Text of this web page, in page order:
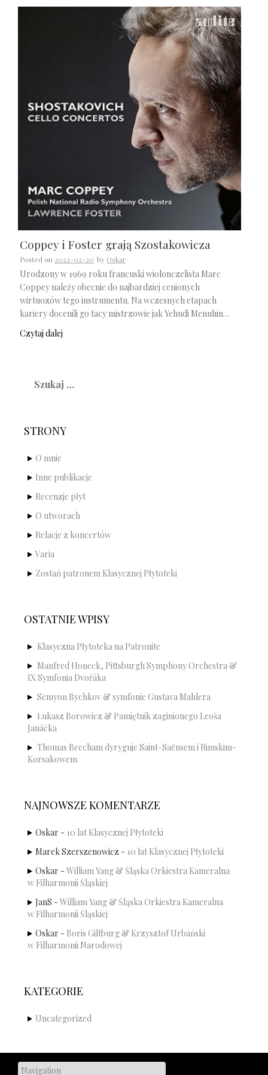
Coppey i Foster grają Szostakowicza
Posted on 2022-02-20 by Oskar
Urodzony w 1969 roku francuski wiolonczelista Marc
Coppey należy obecnie do najbardziej cenionych
wirtuozów tego instrumentu. Na wczesnych etapach
kariery docenili go tacy mistrzowie jak Yehudi Menuhin…
Czytaj dalej
STRONY
O mnie
Inne publikacje
Recenzje płyt
O utworach
Relacje z koncertów
Varia
Zostań patronem Klasycznej Płytoteki
OSTATNIE WPISY
Klasyczna Płytoteka na Patronite
Manfred Honeck, Pittsburgh Symphony Orchestra &
IX Symfonia Dvořáka
Semyon Bychkov & symfonie Gustava Mahlera
Łukasz Borowicz & Pamiętnik zaginionego Leoša
Janáčka
Thomas Beecham dyryguje Saint-Saënsem i Rimskim-
Korsakowem
NAJNOWSZE KOMENTARZE
Oskar - 10 lat Klasycznej Płytoteki
Marek Szerszenowicz - 10 lat Klasycznej Płytoteki
Oskar - William Yang & Śląska Orkiestra Kameralna
w Filharmonii Śląskiej
JanS - William Yang & Śląska Orkiestra Kameralna
w Filharmonii Śląskiej
Oskar - Boris Giltburg & Krzysztof Urbański
w Filharmonii Narodowej
KATEGORIE
Uncategorized